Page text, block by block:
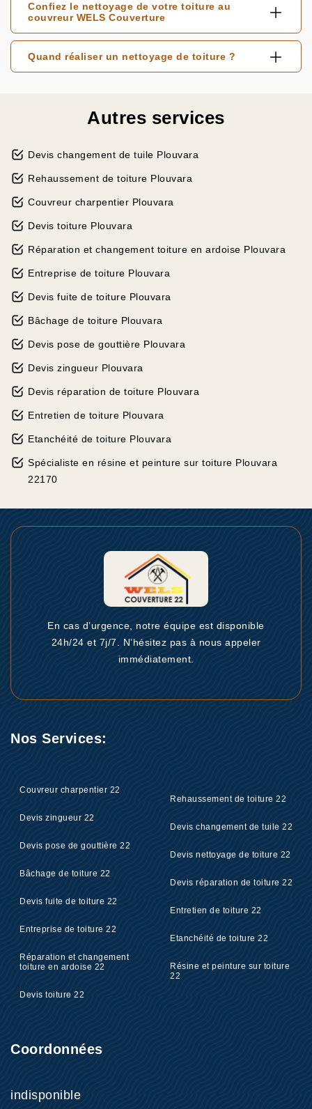
Confiez le nettoyage de votre toiture au
couvreur WELS Couverture
Quand réaliser un nettoyage de toiture ?
Autres services
Devis changement de tuile Plouvara
Rehaussement de toiture Plouvara
Couvreur charpentier Plouvara
Devis toiture Plouvara
Réparation et changement toiture en ardoise Plouvara
Entreprise de toiture Plouvara
Devis fuite de toiture Plouvara
Bâchage de toiture Plouvara
Devis pose de gouttière Plouvara
Devis zingueur Plouvara
Devis réparation de toiture Plouvara
Entretien de toiture Plouvara
Etanchéité de toiture Plouvara
Spécialiste en résine et peinture sur toiture Plouvara
22170
En cas d’urgence, notre équipe est disponible
24h/24 et 7j/7. N’hésitez pas à nous appeler
immédiatement.
Nos Services:
Couvreur charpentier 22
Devis zingueur 22
Devis pose de gouttière 22
Bâchage de toiture 22
Devis fuite de toiture 22
Entreprise de toiture 22
Réparation et changement
toiture en ardoise 22
Devis toiture 22
Rehaussement de toiture 22
Devis changement de tuile 22
Devis nettoyage de toiture 22
Devis réparation de toiture 22
Entretien de toiture 22
Etanchéité de toiture 22
Résine et peinture sur toiture
22
Coordonnées
indisponible